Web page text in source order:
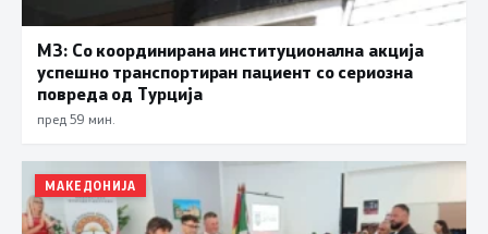
МЗ: Со координирана институционална акција
успешно транспортиран пациент со сериозна
повреда од Турција
пред 59 мин.
МАКЕДОНИЈА